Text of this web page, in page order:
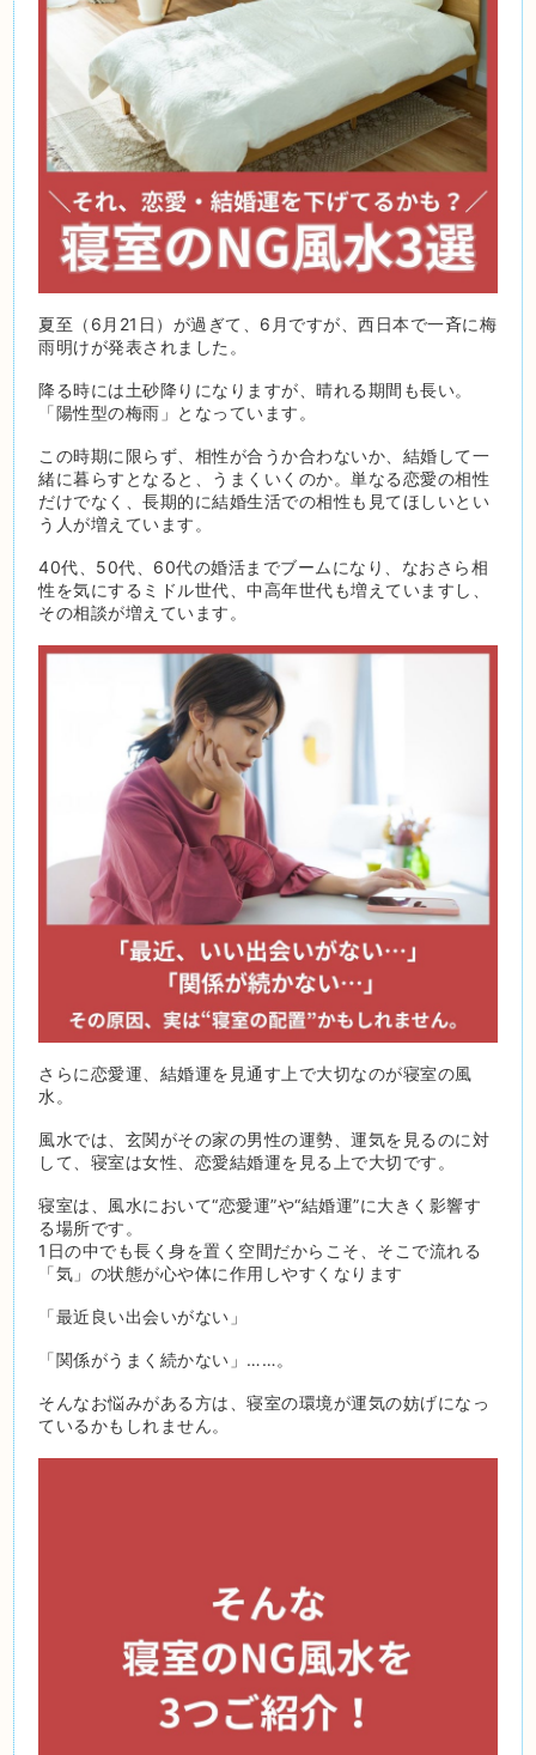
夏至（6月21日）が過ぎて、6月ですが、西日本で一斉に梅
雨明けが発表されました。
降る時には土砂降りになりますが、晴れる期間も長い。
「陽性型の梅雨」となっています。
この時期に限らず、相性が合うか合わないか、結婚して一
緒に暮らすとなると、うまくいくのか。単なる恋愛の相性
だけでなく、長期的に結婚生活での相性も見てほしいとい
う人が増えています。
40代、50代、60代の婚活までブームになり、なおさら相
性を気にするミドル世代、中高年世代も増えていますし、
その相談が増えています。
さらに恋愛運、結婚運を見通す上で大切なのが寝室の風
水。
風水では、玄関がその家の男性の運勢、運気を見るのに対
して、寝室は女性、恋愛結婚運を見る上で大切です。
寝室は、風水において“恋愛運”や“結婚運”に大きく影響す
る場所です。
1日の中でも長く身を置く空間だからこそ、そこで流れる
「気」の状態が心や体に作用しやすくなります
「最近良い出会いがない」
「関係がうまく続かない」……。
そんなお悩みがある方は、寝室の環境が運気の妨げになっ
ているかもしれません。